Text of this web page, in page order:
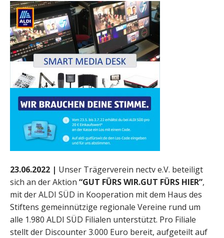
23.06.2022 | Unser Trägerverein nectv e.V. beteiligt
sich an der Aktion “GUT FÜRS WIR.GUT FÜRS HIER”,
mit der ALDI SÜD in Kooperation mit dem Haus des
Stiftens gemeinnützige regionale Vereine rund um
alle 1.980 ALDI SÜD Filialen unterstützt. Pro Filiale
stellt der Discounter 3.000 Euro bereit, aufgeteilt auf